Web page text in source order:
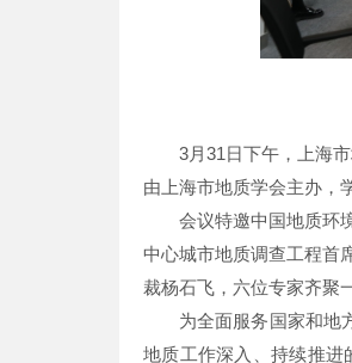
3月31日下午，上海
由上海市地质学会主办，
会议特邀中国地质环
中心城市地质调查工程首
裁杨石飞，六位专家齐聚
为全面服务国家和地
地质工作深入、持续推进